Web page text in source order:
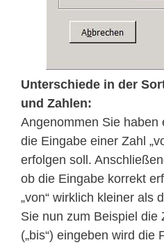
Unterschiede in der
und Zahlen:
Angenommen Sie haben
die Eingabe einer Zahl
erfolgen soll.
ob die Eingabe korrekt
„von“ wirklich kleiner als
Sie nun zum Beispiel die
(„bis“) eingeben wird die